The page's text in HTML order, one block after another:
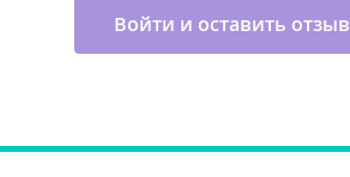
Войти и оставить отзыв